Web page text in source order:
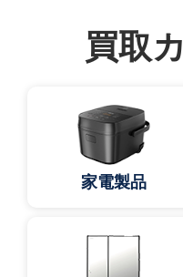
買取
家電製品